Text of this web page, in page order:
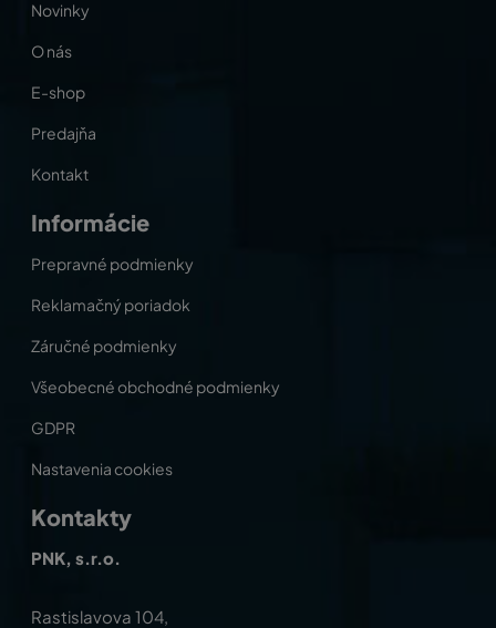
Novinky
O nás
E-shop
Predajňa
Kontakt
Informácie
Prepravné podmienky
Reklamačný poriadok
Záručné podmienky
Všeobecné obchodné podmienky
GDPR
Nastavenia cookies
Kontakty
PNK, s.r.o.
Rastislavova 104,